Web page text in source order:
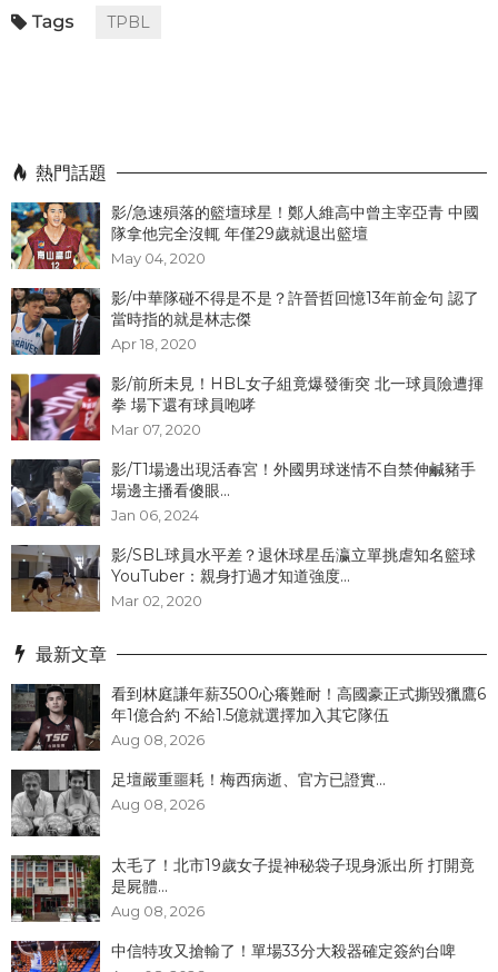
TPBL
熱門話題
影/急速殞落的籃壇球星！鄭人維高中曾主宰亞青 中國
隊拿他完全沒輒 年僅29歲就退出籃壇
May 04, 2020
影/中華隊碰不得是不是？許晉哲回憶13年前金句 認了
當時指的就是林志傑
Apr 18, 2020
影/前所未見！HBL女子組竟爆發衝突 北一球員險遭揮
拳 場下還有球員咆哮
Mar 07, 2020
影/T1場邊出現活春宮！外國男球迷情不自禁伸鹹豬手
場邊主播看傻眼...
Jan 06, 2024
影/SBL球員水平差？退休球星岳瀛立單挑虐知名籃球
YouTuber：親身打過才知道強度...
Mar 02, 2020
最新文章
看到林庭謙年薪3500心癢難耐！高國豪正式撕毀獵鷹6
年1億合約 不給1.5億就選擇加入其它隊伍
Aug 08, 2026
足壇嚴重噩耗！梅西病逝、官方已證實...
Aug 08, 2026
太毛了！北市19歲女子提神秘袋子現身派出所 打開竟
是屍體...
Aug 08, 2026
中信特攻又搶輸了！單場33分大殺器確定簽約台啤